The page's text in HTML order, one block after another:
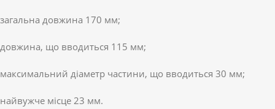
загальна довжина 170 мм;
довжина, що вводиться 115 мм;
максимальний діаметр частини, що вводиться 30 мм;
найвужче місце 23 мм.